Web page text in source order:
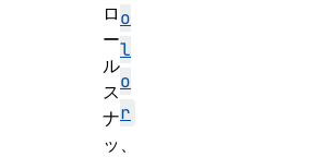
o
l
o
r
、
ロ
ー
ル
ス
ナ
ッ